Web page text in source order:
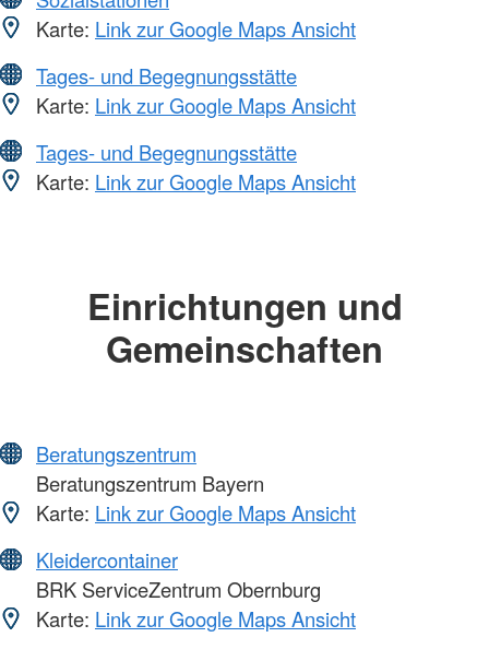
Karte: Link zur Google Maps Ansicht
Tages- und Begegnungsstätte
Karte: Link zur Google Maps Ansicht
Tages- und Begegnungsstätte
Karte: Link zur Google Maps Ansicht
Einrichtungen und
Gemeinschaften
Beratungszentrum
Beratungszentrum Bayern
Karte: Link zur Google Maps Ansicht
Kleidercontainer
BRK ServiceZentrum Obernburg
Karte: Link zur Google Maps Ansicht